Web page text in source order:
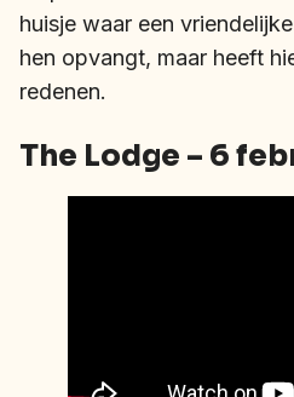
huisje waar een
hen opvangt, maar heeft
redenen.
The Lodge – 6